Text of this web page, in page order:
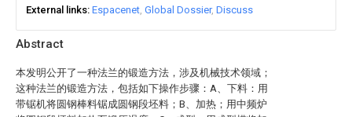
Abstract
本发明公开了一种法兰的锻造方法，涉及机械技术领域；
这种法兰的锻造方法，包括如下操作步骤：A、下料：用
带锯机将圆钢棒料锯成圆钢段坯料；B、加热；用中频炉
External links Espacenet Global Dossier Discuss